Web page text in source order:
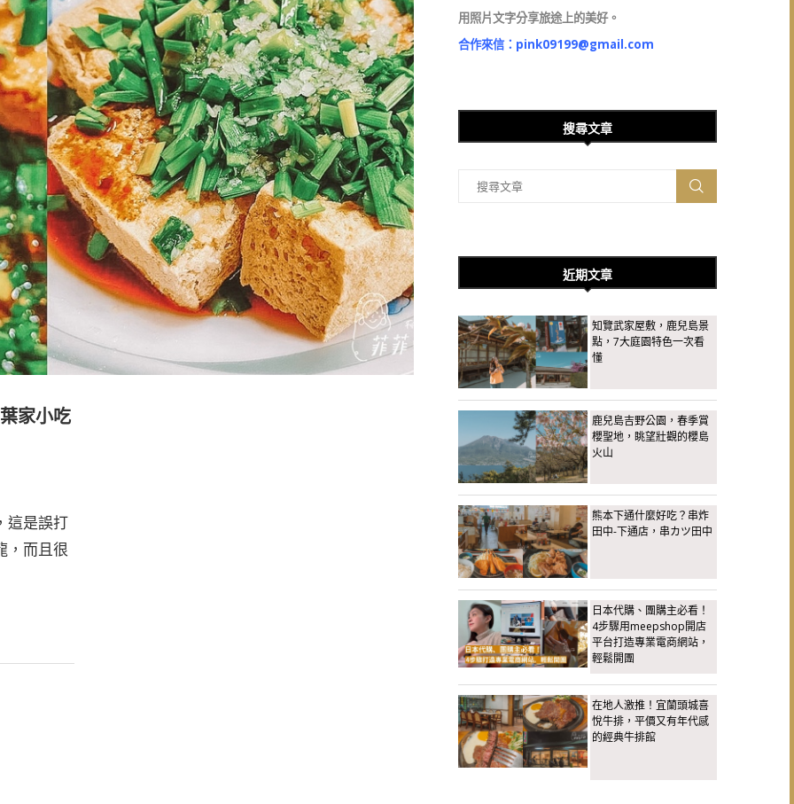
家小吃
這是誤打
，而且很
用照片文字分享旅途上的美好。
合作來信： pink09199@gmail.com
搜尋文章
近期文章
知覽武家屋敷，鹿兒島景
點，7大庭園特色一次看
懂
鹿兒島吉野公園，春季賞
櫻聖地，眺望壯觀的櫻島
火山
熊本下通什麼好吃？串炸
田中-下通店，串カツ田中
日本代購、團購主必看！
4步驟用meepshop開店
平台打造專業電商網站，
輕鬆開團
在地人激推！宜蘭頭城喜
悅牛排，平價又有年代感
的經典牛排館